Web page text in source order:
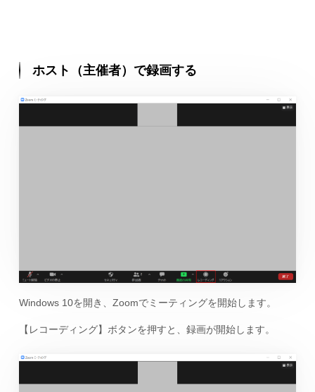
ホスト（主催者）で録画する
Windows 10を開き、Zoomでミーティングを開始します。
【レコーディング】ボタンを押すと、録画が開始します。